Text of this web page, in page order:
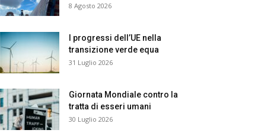
8 Agosto 2026
I progressi dell’UE nella
transizione verde equa
31 Luglio 2026
Giornata Mondiale contro la
tratta di esseri umani
30 Luglio 2026